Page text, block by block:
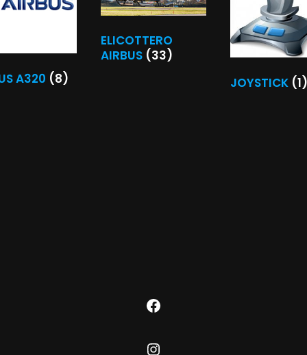
A320 (8)
ELICOTTERO
AIRBUS (33)
JOYSTICK (1)